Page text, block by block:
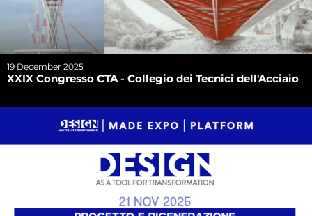
19 December 2025
XXIX Congresso CTA - Collegio dei Tecnici dell'Acciaio